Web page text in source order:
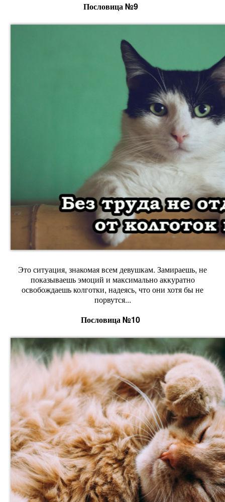
Пословица №9
Это ситуация, знакомая всем девушкам. Замираешь, не
показываешь эмоций и максимально аккуратно
освобождаешь колготки, надеясь, что они хотя бы не
порвутся...
Пословица №10